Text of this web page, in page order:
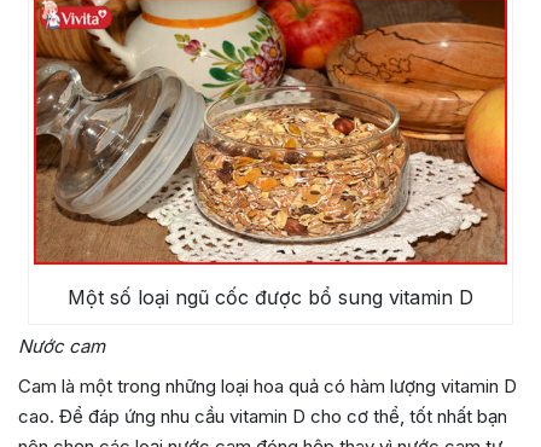
Một số loại ngũ cốc được bổ sung vitamin D
Nước cam
Cam là một trong những loại hoa quả có hàm lượng vitamin D
cao. Để đáp ứng nhu cầu vitamin D cho cơ thể, tốt nhất bạn